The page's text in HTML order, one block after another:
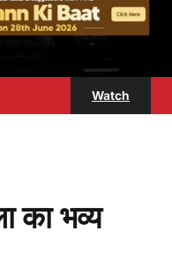
Watch
का भव्य